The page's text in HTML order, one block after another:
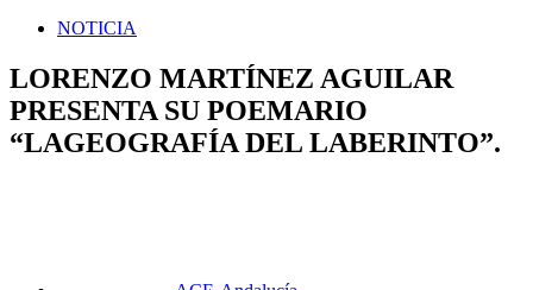
NOTICIA
LORENZO MARTÍNEZ AGUILAR
PRESENTA SU POEMARIO
“LAGEOGRAFÍA DEL LABERINTO”.